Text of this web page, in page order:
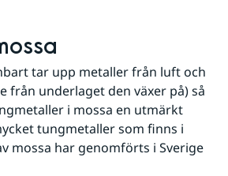
tar upp metaller från luft och
från underlaget den växer på) så
i mossa en utmärkt
tungmetaller som finns i
mossa har genomförts i Sverige